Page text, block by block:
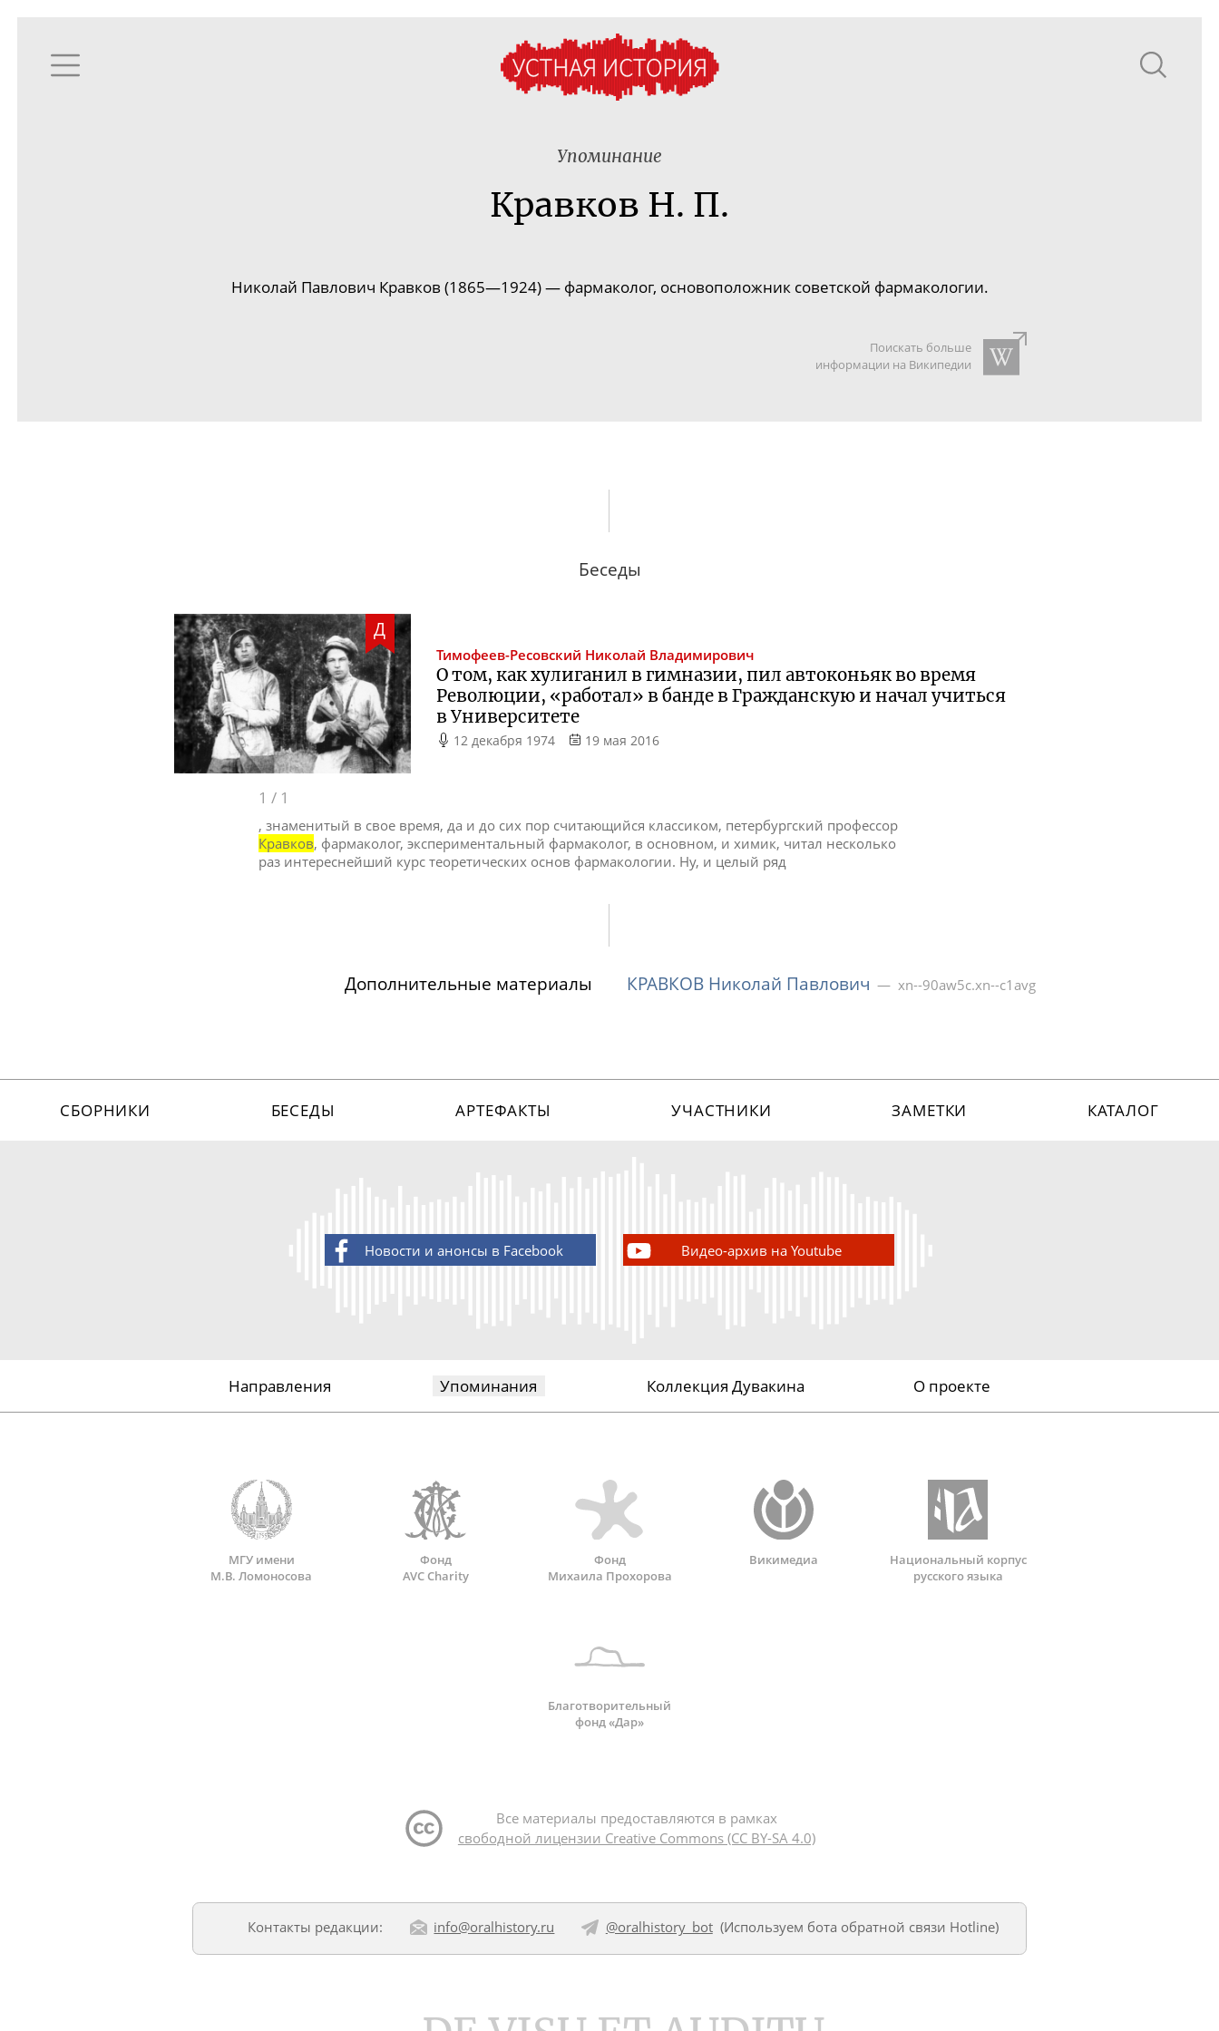
Упоминание
Кравков Н. П.
Николай Павлович Кравков (1865—1924) — фармаколог, основоположник советской фармакологии.
Поискать больше
информации на Википедии
Беседы
Д
Тимофеев-Ресовский Николай Владимирович
О том, как хулиганил в гимназии, пил автоконьяк во время
Революции, «работал» в банде в Гражданскую и начал учиться
в Университете
12 декабря 1974 19 мая 2016
1 / 1
, знаменитый в свое время, да и до сих пор считающийся классиком, петербургский профессор
Кравков, фармаколог, экспериментальный фармаколог, в основном, и химик, читал несколько
раз интереснейший курс теоретических основ фармакологии. Ну, и целый ряд
Дополнительные материалы КРАВКОВ Николай Павлович xn--90aw5c.xn--c1avg
СБОРНИКИ БЕСЕДЫ АРТЕФАКТЫ УЧАСТНИКИ ЗАМЕТКИ КАТАЛОГ
Новости и анонсы в Facebook Видео-архив на Youtube
Направления Упоминания Коллекция Дувакина О проекте
МГУ имени
М.В. Ломоносова
Фонд
AVC Charity
Фонд
Михаила Прохорова
Викимедиа
Национальный корпус
русского языка
Благотворительный
фонд «Дар»
Все материалы предоставляются в рамках
свободной лицензии Creative Commons (CC BY-SA 4.0)
Контакты редакции: info@oralhistory.ru @oralhistory_bot(Используем бота обратной связи Hotline)